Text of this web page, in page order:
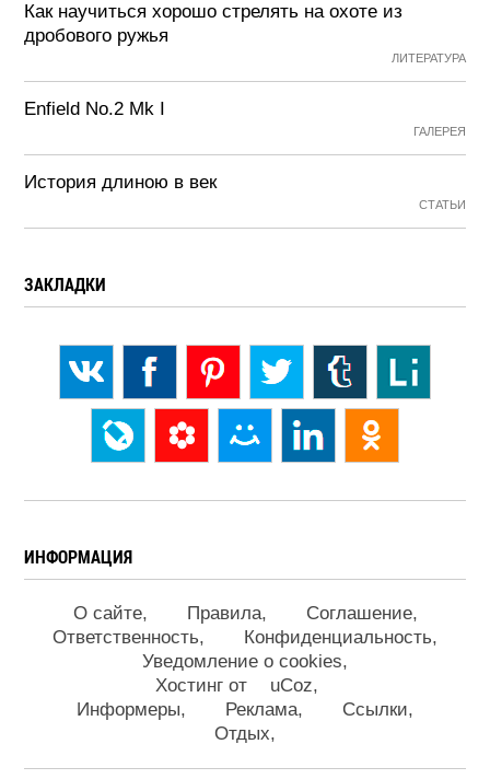
Как научиться хорошо стрелять на охоте из
дробового ружья
ЛИТЕРАТУРА
Enfield No.2 Mk I
ГАЛЕРЕЯ
История длиною в век
СТАТЬИ
ЗАКЛАДКИ
ИНФОРМАЦИЯ
О сайте Правила
Соглашение
Ответственность
Конфиденциальность
Уведомление о cookies
Хостинг от
uCoz
Информеры
Реклама
Ссылки
Отдых